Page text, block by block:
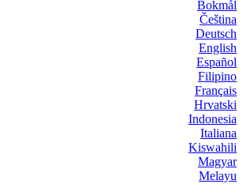
Bokmål
Čeština
Deutsch
English
Español
Filipino
Français
Hrvatski
Indonesia
Italiana
Kiswahili
Magyar
Melayu